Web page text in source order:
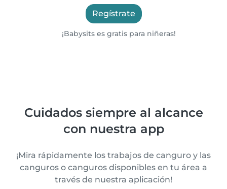
Regístrate
¡Babysits es gratis para niñeras!
Cuidados siempre al alcance
con nuestra app
¡Mira rápidamente los trabajos de canguro y las
canguros o canguros disponibles en tu área a
través de nuestra aplicación!